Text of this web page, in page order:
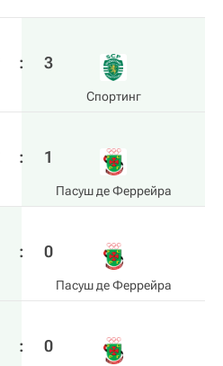
: 3
Спортинг
: 1
Пасуш де Феррейра
: 0
Пасуш де Феррейра
: 0